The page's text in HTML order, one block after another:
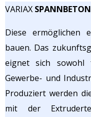
VARIAX
Diese ermöglichen
bauen. Das
eignet sich sowohl
Gewerbe- und
Produziert werden
mit der